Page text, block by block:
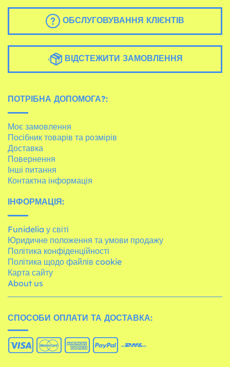
ОБСЛУГОВУВАННЯ КЛІЄНТІВ
ВІДСТЕЖИТИ ЗАМОВЛЕННЯ
ПОТРІБНА ДОПОМОГА?:
Моє замовлення
Посібник товарів та розмірів
Доставка
Повернення
Інші питання
Контактна інформація
ІНФОРМАЦІЯ:
Funidelia у світі
Юридичне положення та умови продажу
Політика конфіденційності
Політика щодо файлів cookie
Карта сайту
About us
СПОСОБИ ОПЛАТИ ТА ДОСТАВКА: